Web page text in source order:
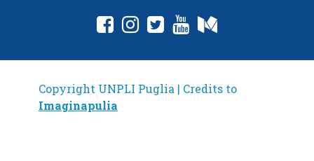
fab fa-facebook-square
fab fa-instagram
fab fa-twitter-square
fab fa-youtube
Copyright UNPLI Puglia | Credits to
Imaginapulia